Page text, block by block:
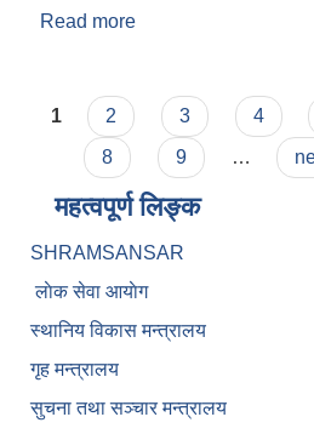
Read more
Pages
1 2 3 4
8
9 …
महत्वपूर्ण लिङ्क
SHRAMSANSAR
लाेक सेवा आयाेग
स्थानिय विकास मन्त्रालय
गृह मन्त्रालय
सुचना तथा सञ्चार मन्त्रालय